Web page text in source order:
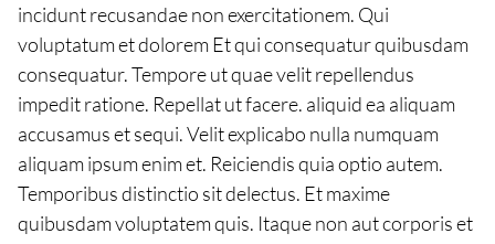
incidunt recusandae non exercitationem. Qui
voluptatum et dolorem Et qui consequatur quibusdam
consequatur. Tempore ut quae velit repellendus
impedit ratione. Repellat ut facere. aliquid ea aliquam
accusamus et sequi. Velit explicabo nulla numquam
aliquam ipsum enim et. Reiciendis quia optio autem.
Temporibus distinctio sit delectus. Et maxime
quibusdam voluptatem quis. Itaque non aut corporis et